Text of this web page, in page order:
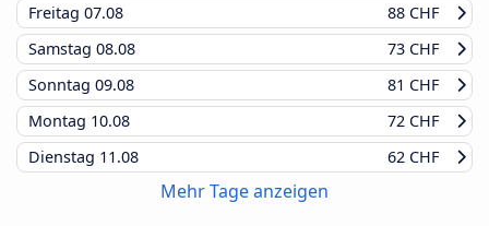
Freitag 07.08
88 CHF
Samstag 08.08
73 CHF
Sonntag 09.08
81 CHF
Montag 10.08
72 CHF
Dienstag 11.08 62 CHF
Mehr Tage anzeigen